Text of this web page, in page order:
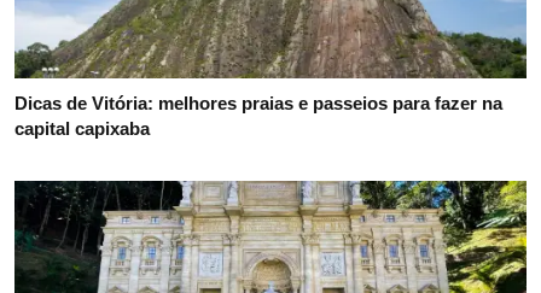
Dicas de Vitória: melhores praias e passeios para fazer na
capital capixaba